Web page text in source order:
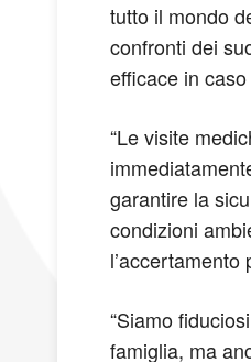
tutto il mondo
confronti dei
efficace in
“Le visite
garantire la
condizioni
“Siamo
famiglia, ma